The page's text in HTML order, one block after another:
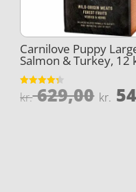
Carnilove Puppy
Salmon & Turkey, 12
Vurderet
4.3
kr.629,00 Den
kr.